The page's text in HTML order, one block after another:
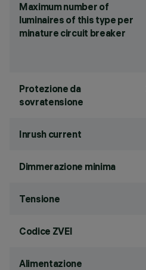
Maximum number of
luminaires of this type per
minature circuit breaker
Protezione da
sovratensione
Inrush current
Dimmerazione minima
Tensione
Codice ZVEI
Alimentazione